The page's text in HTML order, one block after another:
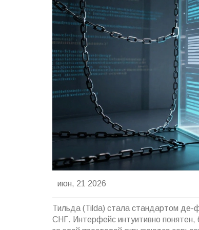
июн, 21 2026
Тильда (Tilda) стала стандартом де-
СНГ. Интерфейс интуитивно понятен,